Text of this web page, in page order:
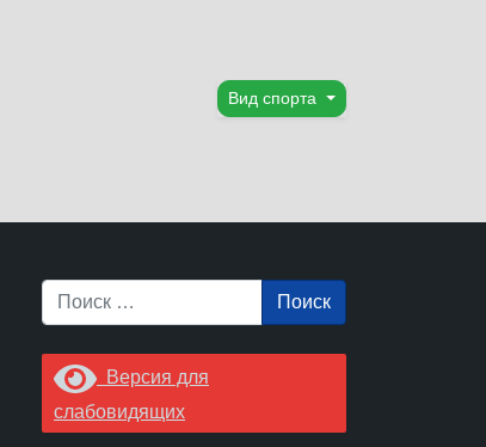
Вид спорта
Поиск
Версия для
слабовидящих